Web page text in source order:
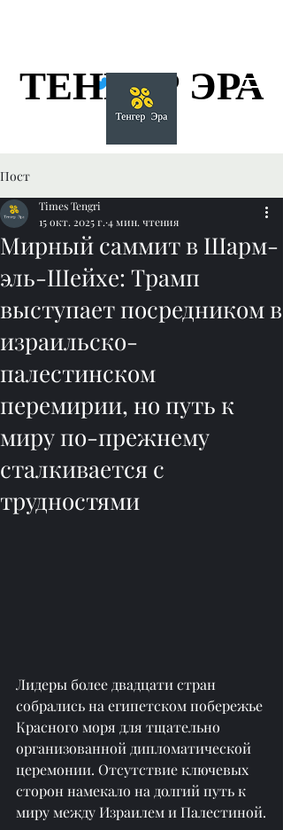
ТЕНГЕР ЭРА
ТЕНГЕР ЭРА
Пост
Мирный саммит в Шарм-
эль-Шейхе: Трамп
выступает посредником в
израильско-
палестинском
перемирии, но путь к
миру по-прежнему
сталкивается с
трудностями
Times Tengri
15 окт. 2025 г. 4 мин. чтения
Лидеры более двадцати стран
собрались на египетском побережье
Красного моря для тщательно
организованной дипломатической
церемонии. Отсутствие ключевых
сторон намекало на долгий путь к
миру между Израилем и Палестиной.